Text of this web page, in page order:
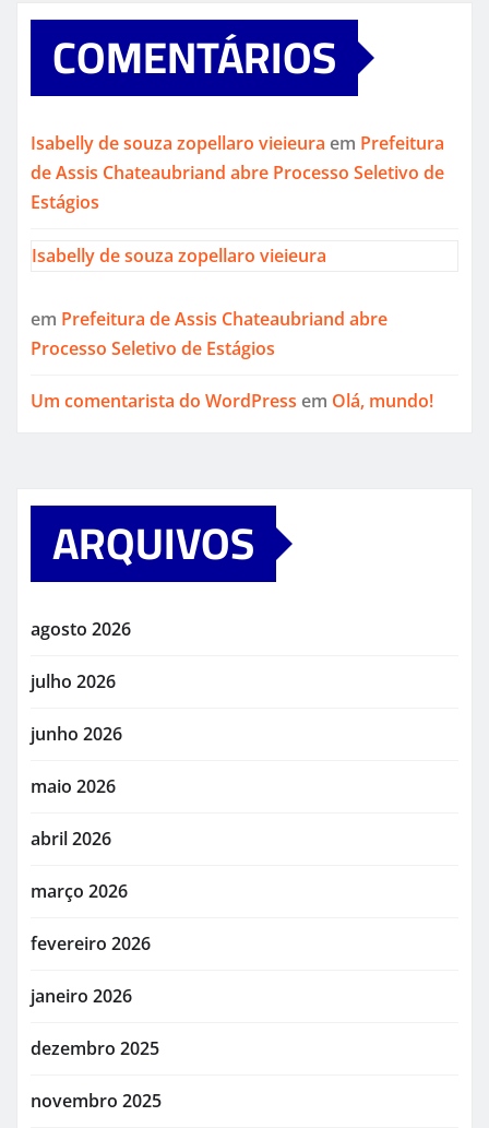
COMENTÁRIOS
Isabelly de souza zopellaro vieieura em Prefeitura
de Assis Chateaubriand abre Processo Seletivo de
Estágios
Isabelly de souza zopellaro vieieura
em Prefeitura de Assis Chateaubriand abre
Processo Seletivo de Estágios
Um comentarista do WordPress em Olá, mundo!
ARQUIVOS
agosto 2026
julho 2026
junho 2026
maio 2026
abril 2026
março 2026
fevereiro 2026
janeiro 2026
dezembro 2025
novembro 2025